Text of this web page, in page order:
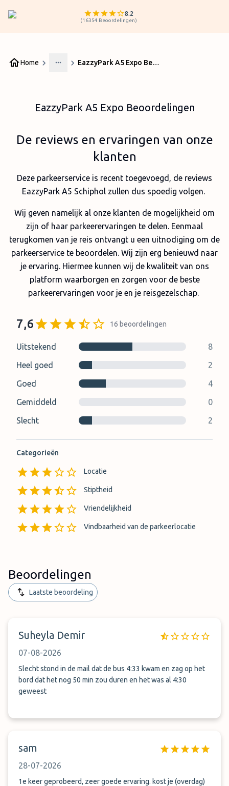
8.2
(16354 Beoordelingen)
Home
More
EazzyPark A5 Expo Beoordelingen
EazzyPark A5 Expo Beoordelingen
De reviews en ervaringen van onze
klanten
Deze parkeerservice is recent toegevoegd, de reviews
EazzyPark A5 Schiphol zullen dus spoedig volgen.
Wij geven namelijk al onze klanten de mogelijkheid om
zijn of haar parkeerervaringen te delen. Eenmaal
terugkomen van je reis ontvangt u een uitnodiging om de
parkeerservice te beoordelen. Wij zijn erg benieuwd naar
je ervaring. Hiermee kunnen wij de kwaliteit van ons
platform waarborgen en zorgen voor de beste
parkeerervaringen voor je en je reisgezelschap.
7,6 16 beoordelingen
Uitstekend
8
Heel goed
2
Goed
4
Gemiddeld
0
Slecht
2
Categorieën
Locatie
Stiptheid
Vriendelijkheid
Vindbaarheid van de parkeerlocatie
Beoordelingen
Laatste beoordeling
Suheyla Demir
07-08-2026
Slecht stond in de mail dat de bus 4:33 kwam en zag op het
bord dat het nog 50 min zou duren en het was al 4:30
geweest
sam
28-07-2026
1e keer geprobeerd, zeer goede ervaring. kost je (overdag)